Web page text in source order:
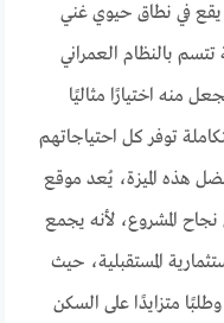
يقع في نطاق حيوي غني
بالنظام العمراني
منه اختيارًا مثاليًا
توفر كل احتياجاتهم
هذه الميزة، يُعد موقع
المشروع، لأنه يجمع
المستقبلية، حيث
متزايدًا على السكن